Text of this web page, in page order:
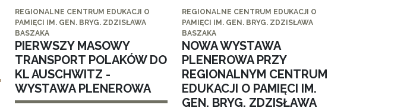
REGIONALNE CENTRUM EDUKACJI O
PAMIĘCI IM. GEN. BRYG. ZDZISŁAWA
BASZAKA
PIERWSZY MASOWY
TRANSPORT POLAKÓW DO
KL AUSCHWITZ -
WYSTAWA PLENEROWA
REGIONALNE CENTRUM EDUKACJI O
PAMIĘCI IM. GEN. BRYG. ZDZISŁAWA
BASZAKA
NOWA WYSTAWA
PLENEROWA PRZY
REGIONALNYM CENTRUM
EDUKACJI O PAMIĘCI IM.
GEN. BRYG. ZDZISŁAWA